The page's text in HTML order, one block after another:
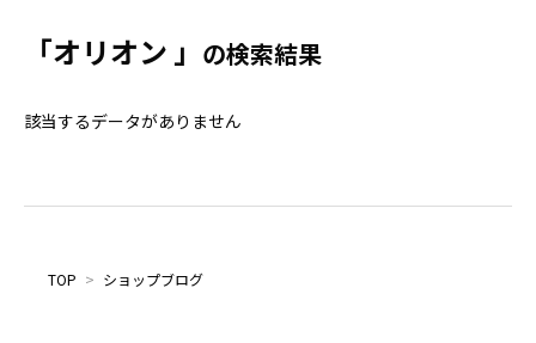
「オリオン 」 の検索結果
該当するデータがありません
TOP > ショップブログ